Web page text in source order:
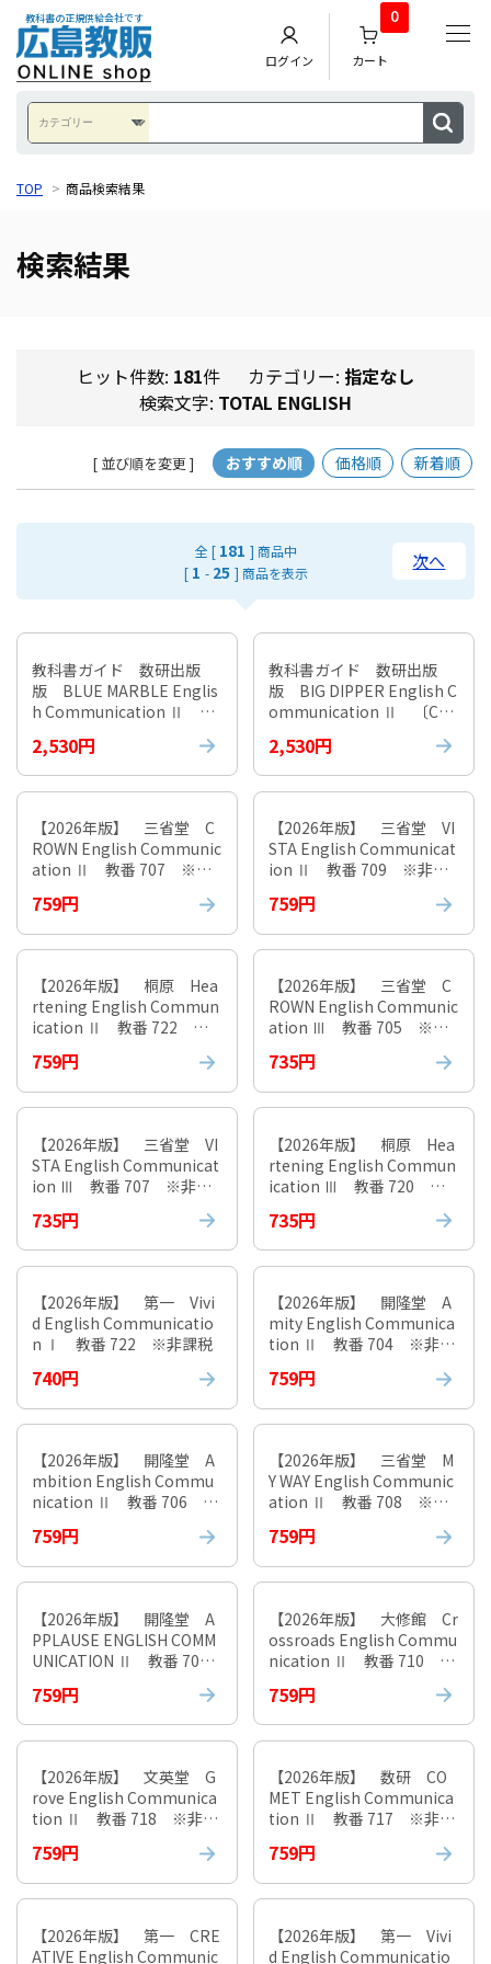
教科書の正規供給会社です
ログイン カート
0
TOP > 商品検索結果
検索結果
ヒット件数: 181件 カテゴリー: 指定なし
検索文字: TOTAL ENGLISH
[ 並び順を変更 ] おすすめ順 価格順 新着順
全 [ 181 ] 商品中
[ 1 - 25 ] 商品を表示
次へ
教科書ガイド 数研出版
版 BLUE MARBLE Englis
h Communication Ⅱ
2,530円
教科書ガイド 数研出版
版 BIG DIPPER English C
ommunication Ⅱ 〔C
2,530円
【2026年版】 三省堂 C
ROWN English Communic
ation Ⅱ 教番 707 ※非
759円
【2026年版】 三省堂 VI
STA English Communicat
ion Ⅱ 教番 709 ※非課
759円
【2026年版】 桐原 Hea
rtening English Commun
ication Ⅱ 教番 722 ※
759円
【2026年版】 三省堂 C
ROWN English Communic
ation Ⅲ 教番 705 ※非
735円
【2026年版】 三省堂 VI
STA English Communicat
ion Ⅲ 教番 707 ※非課
735円
【2026年版】 桐原 Hea
rtening English Commun
ication Ⅲ 教番 720 ※
735円
【2026年版】 第一 Vivi
d English Communicatio
n Ⅰ 教番 722 ※非課税
740円
【2026年版】 開隆堂 A
mity English Communica
tion Ⅱ 教番 704 ※非課
759円
【2026年版】 開隆堂 A
mbition English Commu
nication Ⅱ 教番 706 ※
759円
【2026年版】 三省堂 M
Y WAY English Communic
ation Ⅱ 教番 708 ※非
759円
【2026年版】 開隆堂 A
PPLAUSE ENGLISH COMM
UNICATION Ⅱ 教番 705
759円
【2026年版】 大修館 Cr
ossroads English Commu
nication Ⅱ 教番 710 ※
759円
【2026年版】 文英堂 G
rove English Communica
tion Ⅱ 教番 718 ※非課
759円
【2026年版】 数研 CO
MET English Communica
tion Ⅱ 教番 717 ※非課
759円
【2026年版】 第一 CRE
ATIVE English Communic
【2026年版】 第一 Vivi
d English Communicatio